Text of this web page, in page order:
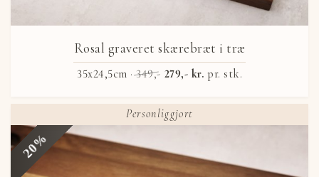
Rosal graveret skærebræt i træ
35x24,5cm ·349,- 279,- kr. pr. stk.
20%
Personliggjort